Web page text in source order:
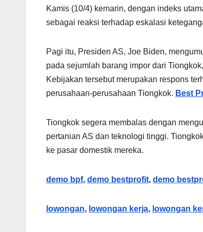
Kamis (10/4) kemarin, dengan indeks
sebagai reaksi terhadap eskalasi
Pagi itu, Presiden AS, Joe Biden,
pada sejumlah barang impor dari
Kebijakan tersebut merupakan respons
perusahaan-perusahaan Tiongkok. Best
Tiongkok segera membalas dengan
pertanian AS dan teknologi tinggi.
ke pasar domestik mereka.
demo bpf, demo bestprofit, demo
lowongan, lowongan kerja, lowongan